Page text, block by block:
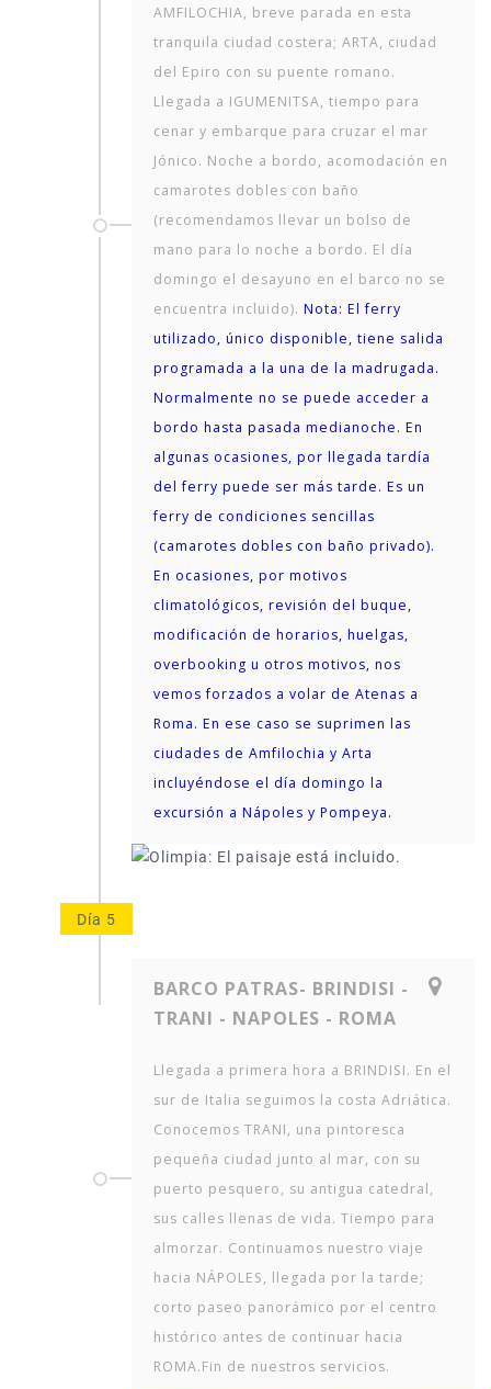
AMFILOCHIA, breve parada en esta
tranquila ciudad costera; ARTA, ciudad
del Epiro con su puente romano.
Llegada a IGUMENITSA, tiempo para
cenar y embarque para cruzar el mar
Jónico. Noche a bordo, acomodación en
camarotes dobles con baño
(recomendamos llevar un bolso de
mano para lo noche a bordo. El día
domingo el desayuno en el barco no se
encuentra incluido). Nota: El ferry
utilizado, único disponible, tiene salida
programada a la una de la madrugada.
Normalmente no se puede acceder a
bordo hasta pasada medianoche. En
algunas ocasiones, por llegada tardía
del ferry puede ser más tarde. Es un
ferry de condiciones sencillas
(camarotes dobles con baño privado).
En ocasiones, por motivos
climatológicos, revisión del buque,
modificación de horarios, huelgas,
overbooking u otros motivos, nos
vemos forzados a volar de Atenas a
Roma. En ese caso se suprimen las
ciudades de Amfilochia y Arta
incluyéndose el día domingo la
excursión a Nápoles y Pompeya.
Día 5
BARCO PATRAS- BRINDISI -
TRANI - NAPOLES - ROMA
Llegada a primera hora a BRINDISI. En el
sur de Italia seguimos la costa Adriática.
Conocemos TRANI, una pintoresca
pequeña ciudad junto al mar, con su
puerto pesquero, su antigua catedral,
sus calles llenas de vida. Tiempo para
almorzar. Continuamos nuestro viaje
hacia NÁPOLES, llegada por la tarde;
corto paseo panorámico por el centro
histórico antes de continuar hacia
ROMA.Fin de nuestros servicios.